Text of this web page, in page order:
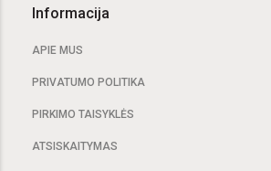
Informacija
APIE MUS
PRIVATUMO POLITIKA
PIRKIMO TAISYKLĖS
ATSISKAITYMAS